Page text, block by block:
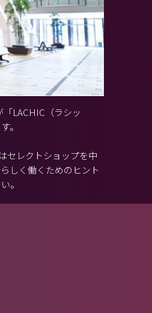
LACHIC（ラシッ
。
セレクトショップを中
しく働くためのヒント
。